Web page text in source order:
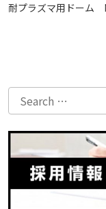
耐プラズマ用ドーム